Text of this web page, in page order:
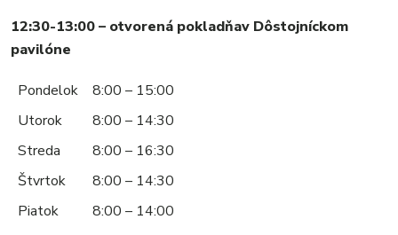
12:30-13:00 – otvorená pokladňav Dôstojníckom
pavilóne
Pondelok
8:00 – 15:00
Utorok
8:00 – 14:30
Streda
8:00 – 16:30
Štvrtok
8:00 – 14:30
Piatok
8:00 – 14:00